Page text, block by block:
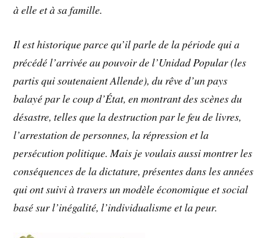
à elle et à sa famille.
Il est historique parce qu’il parle de la période qui a
précédé l’arrivée au pouvoir de l’Unidad Popular (les
partis qui soutenaient Allende), du rêve d’un pays
balayé par le coup d’État, en montrant des scènes du
désastre, telles que la destruction par le feu de livres,
l’arrestation de personnes, la répression et la
persécution politique. Mais je voulais aussi montrer les
conséquences de la dictature, présentes dans les années
qui ont suivi à travers un modèle économique et social
basé sur l’inégalité, l’individualisme et la peur.